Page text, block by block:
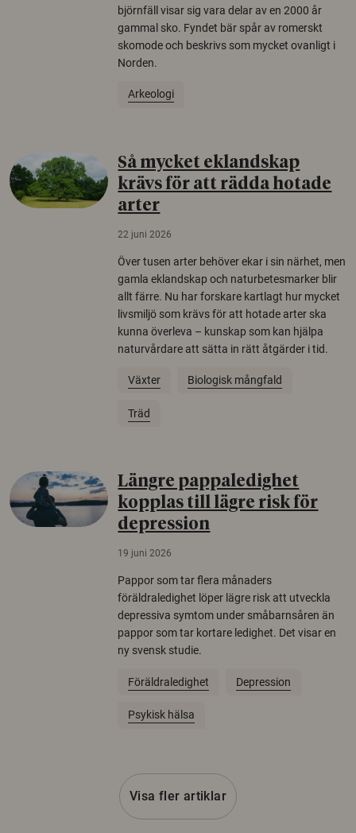
björnfäll visar sig vara delar av en 2000 år
gammal sko. Fyndet bär spår av romerskt
skomode och beskrivs som mycket ovanligt i
Norden.
Arkeologi
Så mycket eklandskap
krävs för att rädda hotade
arter
22 juni 2026
Över tusen arter behöver ekar i sin närhet, men
gamla eklandskap och naturbetesmarker blir
allt färre. Nu har forskare kartlagt hur mycket
livsmiljö som krävs för att hotade arter ska
kunna överleva – kunskap som kan hjälpa
naturvårdare att sätta in rätt åtgärder i tid.
Växter Biologisk mångfald
Träd
Längre pappaledighet
kopplas till lägre risk för
depression
19 juni 2026
Pappor som tar flera månaders
föräldraledighet löper lägre risk att utveckla
depressiva symtom under småbarnsåren än
pappor som tar kortare ledighet. Det visar en
ny svensk studie.
Föräldraledighet Depression
Psykisk hälsa
Visa fler artiklar